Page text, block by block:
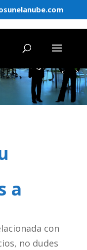
a
con
no dudes